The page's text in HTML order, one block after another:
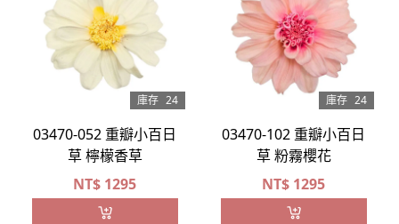
庫存 24
03470-052 重瓣小百日
草 檸檬香草
NT$ 1295
庫存 24
03470-102 重瓣小百日
草 粉霧櫻花
NT$ 1295